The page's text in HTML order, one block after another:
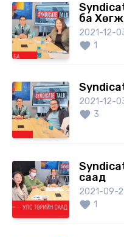
ба
2021-12-
1
2021-12-
3
саад
2021-09-
1